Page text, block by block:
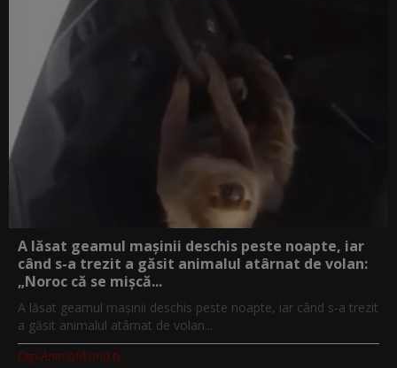
A lăsat geamul mașinii deschis peste noapte, iar
când s-a trezit a găsit animalul atârnat de volan:
„Noroc că se mișcă...
A lăsat geamul mașinii deschis peste noapte, iar când s-a trezit
a găsit animalul atârnat de volan...
Digi-AnimalWorld.tv